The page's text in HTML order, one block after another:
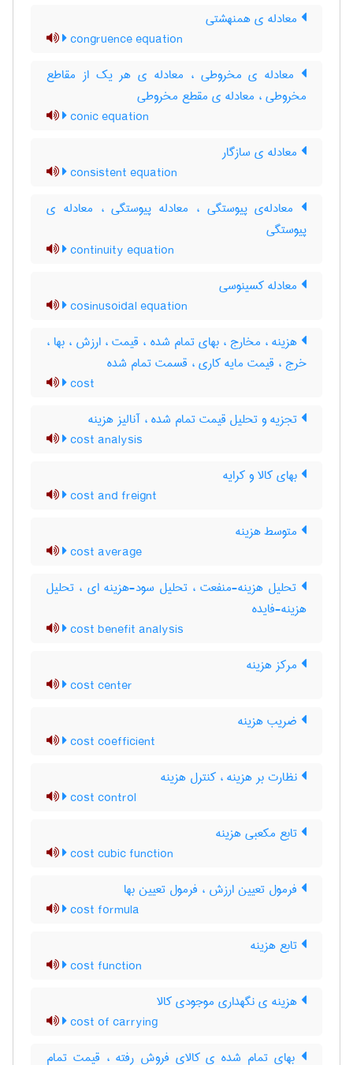
معادله ی همنهشتی
congruence equation
معادله ی مخروطی ، معادله ی هر یک از مقاطع
مخروطی ، معادله ی مقطع مخروطی
conic equation
معادله ی سازگار
consistent equation
معادله‌ی پیوستگی ، معادله پیوستگی ، معادله ی
پیوستگی
continuity equation
معادله کسینوسی
cosinusoidal equation
هزینه ، مخارج ، بهای تمام شده ، قیمت ، ارزش ، بها ،
خرج ، قیمت مایه کاری ، قسمت تمام شده
cost
تجزیه و تحلیل قیمت تمام شده ، آنالیز هزینه
cost analysis
بهای کالا و کرایه
cost and freignt
متوسط هزینه
cost average
تحلیل هزینه-منفعت ، تحلیل سود-هزینه ای ، تحلیل
هزینه-فایده
cost benefit analysis
مرکز هزینه
cost center
ضریب هزینه
cost coefficient
نظارت بر هزینه ، کنترل هزینه
cost control
تابع مکعبی هزینه
cost cubic function
فرمول تعیین ارزش ، فرمول تعیین بها
cost formula
تابع هزینه
cost function
هزینه ی نگهداری موجودی کالا
cost of carrying
بهای تمام شده ی کالای فروش رفته ، قیمت تمام